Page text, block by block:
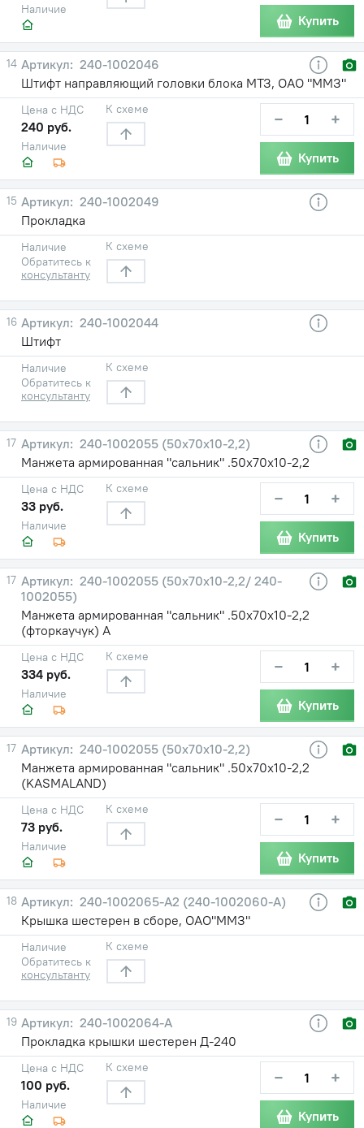
Наличие
Купить
14
240-1002046
Штифт направляющий головки блока МТЗ, ОАО "ММЗ"
Наличие
Цена с НДС
240 руб.
К схеме − +
Купить
15
240-1002049
Прокладка
Наличие
Обратитесь к
консультанту
К схеме
16
240-1002044
Штифт
Наличие
Обратитесь к
консультанту
К схеме
17
240-1002055 (50х70х10-2,2)
Манжета армированная "сальник" .50х70х10-2,2
Наличие
Цена с НДС
33 руб.
К схеме − +
Купить
17
240-1002055 (50х70х10-2,2/ 240-
1002055)
Манжета армированная "сальник" .50х70х10-2,2
(фторкаучук) А
Наличие
Цена с НДС
334 руб.
К схеме − +
Купить
17
240-1002055 (50х70х10-2,2)
Манжета армированная "сальник" .50х70х10-2,2
(KASMALAND)
Наличие
Цена с НДС
73 руб.
К схеме − +
Купить
18
240-1002065-А2 (240-1002060-А)
Крышка шестерен в сборе, ОАО"ММЗ"
Наличие
Обратитесь к
консультанту
К схеме
19
240-1002064-А
Прокладка крышки шестерен Д-240
Наличие
Цена с НДС
100 руб.
К схеме − +
Купить